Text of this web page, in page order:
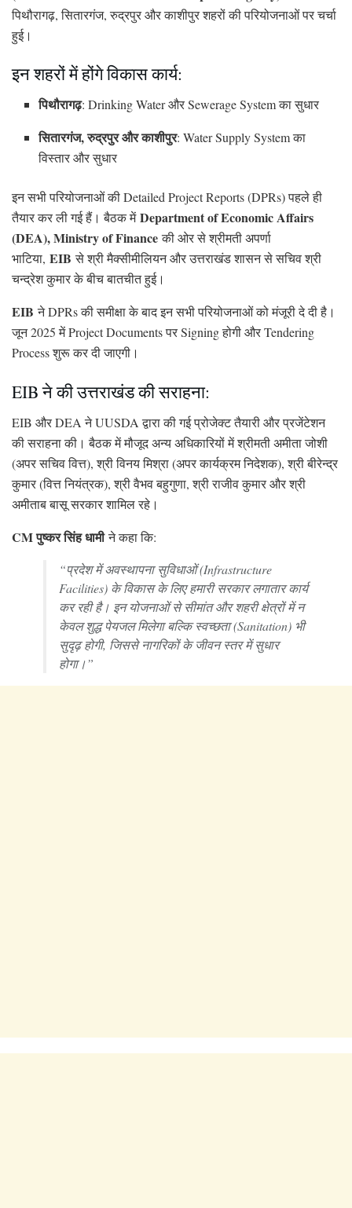
पिथौरागढ़, सितारगंज, रुद्रपुर और काशीपुर शहरों की परियोजनाओं पर चर्चा
हुई।
इन शहरों में होंगे विकास कार्य:
पिथौरागढ़: Drinking Water और Sewerage System का सुधार
सितारगंज, रुद्रपुर और काशीपुर: Water Supply System का
विस्तार और सुधार
इन सभी परियोजनाओं की Detailed Project Reports (DPRs) पहले ही
तैयार कर ली गई हैं। बैठक मेंDepartment of Economic Affairs
(DEA), Ministry of Financeकी ओर से श्रीमती अपर्णा
भाटिया, EIB से श्री मैक्सीमीलियन और उत्तराखंड शासन से सचिव श्री
चन्द्रेश कुमार के बीच बातचीत हुई।
EIB ने DPRs की समीक्षा के बाद इन सभी परियोजनाओं को मंजूरी दे दी है।
जून 2025 में Project Documents पर Signing होगी और Tendering
Process शुरू कर दी जाएगी।
EIB ने की उत्तराखंड की सराहना:
EIB और DEA ने UUSDA द्वारा की गई प्रोजेक्ट तैयारी और प्रजेंटेशन
की सराहना की। बैठक में मौजूद अन्य अधिकारियों में श्रीमती अमीता जोशी
(अपर सचिव वित्त), श्री विनय मिश्रा (अपर कार्यक्रम निदेशक), श्री बीरेन्द्र
कुमार (वित्त नियंत्रक), श्री वैभव बहुगुणा, श्री राजीव कुमार और श्री
अमीताब बासू सरकार शामिल रहे।
CM पुष्कर सिंह धामीने कहा कि:
“प्रदेश में अवस्थापना सुविधाओं (Infrastructure
Facilities) के विकास के लिए हमारी सरकार लगातार कार्य
कर रही है। इन योजनाओं से सीमांत और शहरी क्षेत्रों में न
केवल शुद्ध पेयजल मिलेगा बल्कि स्वच्छता (Sanitation) भी
सुदृढ़ होगी, जिससे नागरिकों के जीवन स्तर में सुधार
होगा।”